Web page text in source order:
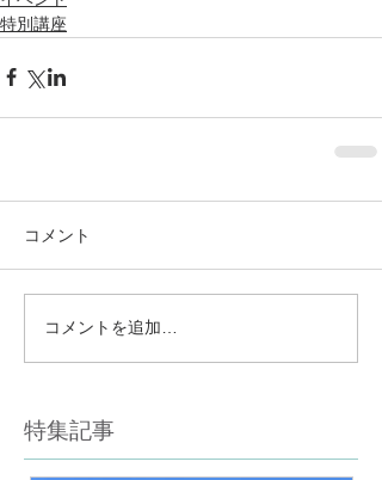
特別講座
コメント
コメントを追加…
特集記事